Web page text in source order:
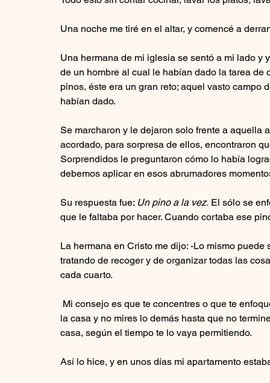
Una noche me tiré en el altar, y comencé a
Una hermana de mi iglesia se sentó a mi lado
de un hombre al cual le habían dado la tarea
pinos, éste era un gran reto; aquel vasto
habían dado.
Se marcharon y le dejaron solo frente a aquella
acordado, para sorpresa de ellos, encontraron
Sorprendidos le preguntaron cómo lo había
debemos aplicar en esos abrumadores
Su respuesta fue: Un pino a la vez. El sólo se
que le faltaba por hacer. Cuando cortaba ese
La hermana en Cristo me dijo: -Lo mismo
tratando de recoger y de organizar todas las
cada cuarto.
la casa y no mires lo demás hasta que no
casa, según el tiempo te lo vaya permitiendo.
Así lo hice, y en unos días mi apartamento